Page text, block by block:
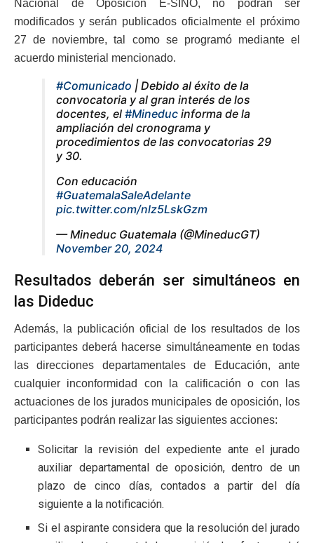
Nacional de Oposición E-SINO, no podrán ser
modificados y serán publicados oficialmente el próximo
27 de noviembre, tal como se programó mediante el
acuerdo ministerial mencionado.
#Comunicado | Debido al éxito de la
convocatoria y al gran interés de los
docentes, el #Mineduc informa de la
ampliación del cronograma y
procedimientos de las convocatorias 29
y 30.
Con educación
#GuatemalaSaleAdelante
pic.twitter.com/nlz5LskGzm
— Mineduc Guatemala (@MineducGT)
November 20, 2024
Resultados deberán ser simultáneos en
las Dideduc
Además, la publicación oficial de los resultados de los
participantes deberá hacerse simultáneamente en todas
las direcciones departamentales de Educación, ante
cualquier inconformidad con la calificación o con las
actuaciones de los jurados municipales de oposición, los
participantes podrán realizar las siguientes acciones:
Solicitar la revisión del expediente ante el jurado
auxiliar departamental de oposición, dentro de un
plazo de cinco días, contados a partir del día
siguiente a la notificación.
Si el aspirante considera que la resolución del jurado